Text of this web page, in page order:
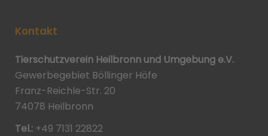
Kontakt
Tierschutzverein Heilbronn und Umgebung e.V.
Gewerbegebiet Böllinger Höfe
Franz-Reichle-Str. 20
74078 Heilbronn
Tel.: +49 7131 22822